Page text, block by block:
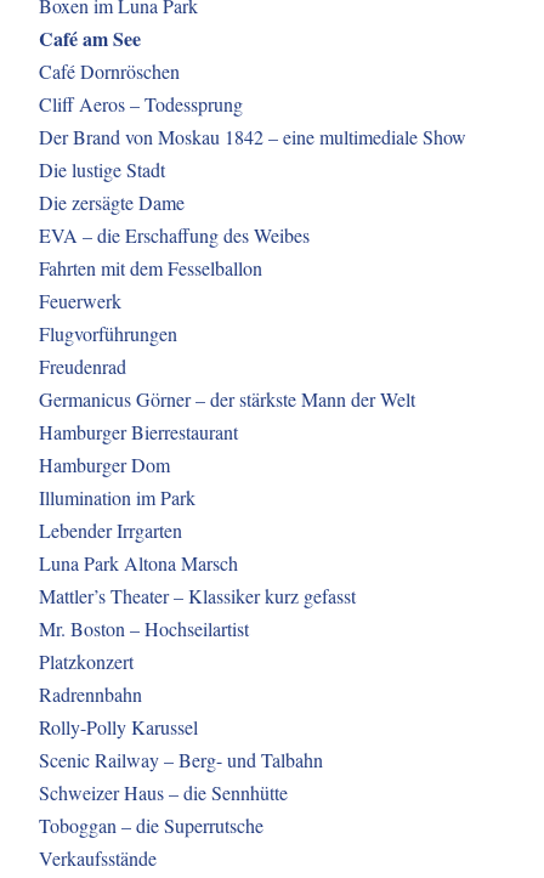
Boxen im Luna Park
Café am See
Café Dornröschen
Cliff Aeros – Todessprung
Der Brand von Moskau 1842 – eine multimediale Show
Die lustige Stadt
Die zersägte Dame
EVA – die Erschaffung des Weibes
Fahrten mit dem Fesselballon
Feuerwerk
Flugvorführungen
Freudenrad
Germanicus Görner – der stärkste Mann der Welt
Hamburger Bierrestaurant
Hamburger Dom
Illumination im Park
Lebender Irrgarten
Luna Park Altona Marsch
Mattler’s Theater – Klassiker kurz gefasst
Mr. Boston – Hochseilartist
Platzkonzert
Radrennbahn
Rolly-Polly Karussel
Scenic Railway – Berg- und Talbahn
Schweizer Haus – die Sennhütte
Toboggan – die Superrutsche
Verkaufsstände